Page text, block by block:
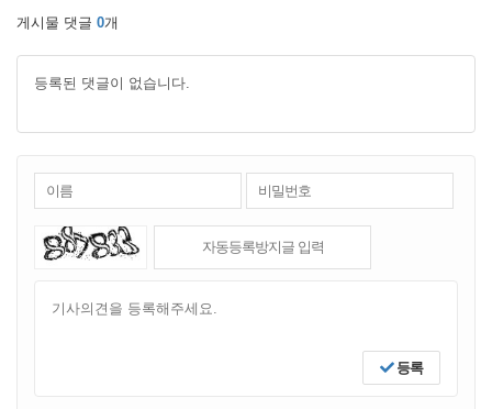
게시물 댓글 0개
등록된 댓글이 없습니다.
등록